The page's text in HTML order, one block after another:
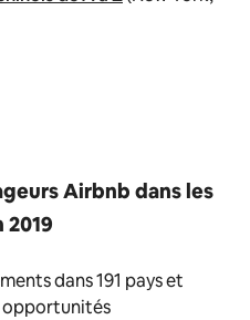
Airbnb dans les
dans 191 pays et
opportunités